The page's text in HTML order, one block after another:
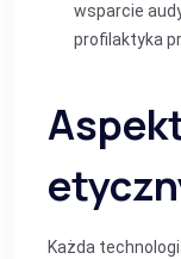
wsparcie
profilaktyka
Każda